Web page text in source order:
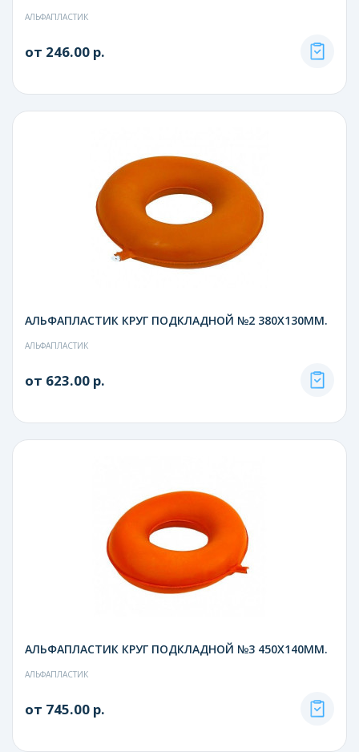
АЛЬФАПЛАСТИК
от 246.00 р.
АЛЬФАПЛАСТИК КРУГ ПОДКЛАДНОЙ №2 380Х130ММ.
АЛЬФАПЛАСТИК
от 623.00 р.
АЛЬФАПЛАСТИК КРУГ ПОДКЛАДНОЙ №3 450Х140ММ.
АЛЬФАПЛАСТИК
от 745.00 р.